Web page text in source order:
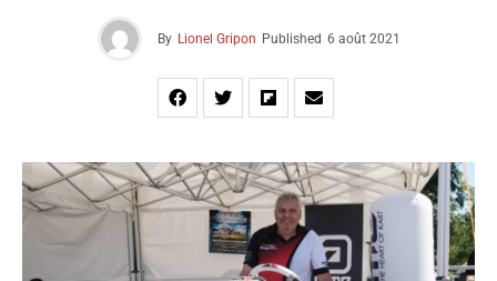
By Lionel Gripon Published 6 août 2021